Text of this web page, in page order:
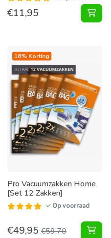
€11,95
16% Korting
Pro Vacuumzakken Home
[Set 12 Zakken]
Op voorraad
€49,95 €59,70